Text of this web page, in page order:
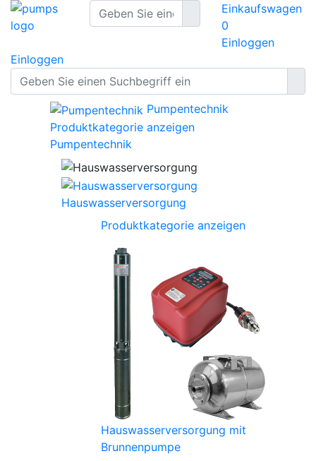
Einkaufswagen
0
Einloggen
Einloggen
Pumpentechnik
Produktkategorie anzeigen
Pumpentechnik
Hauswasserversorgung
Produktkategorie anzeigen
Hauswasserversorgung mit
Brunnenpumpe